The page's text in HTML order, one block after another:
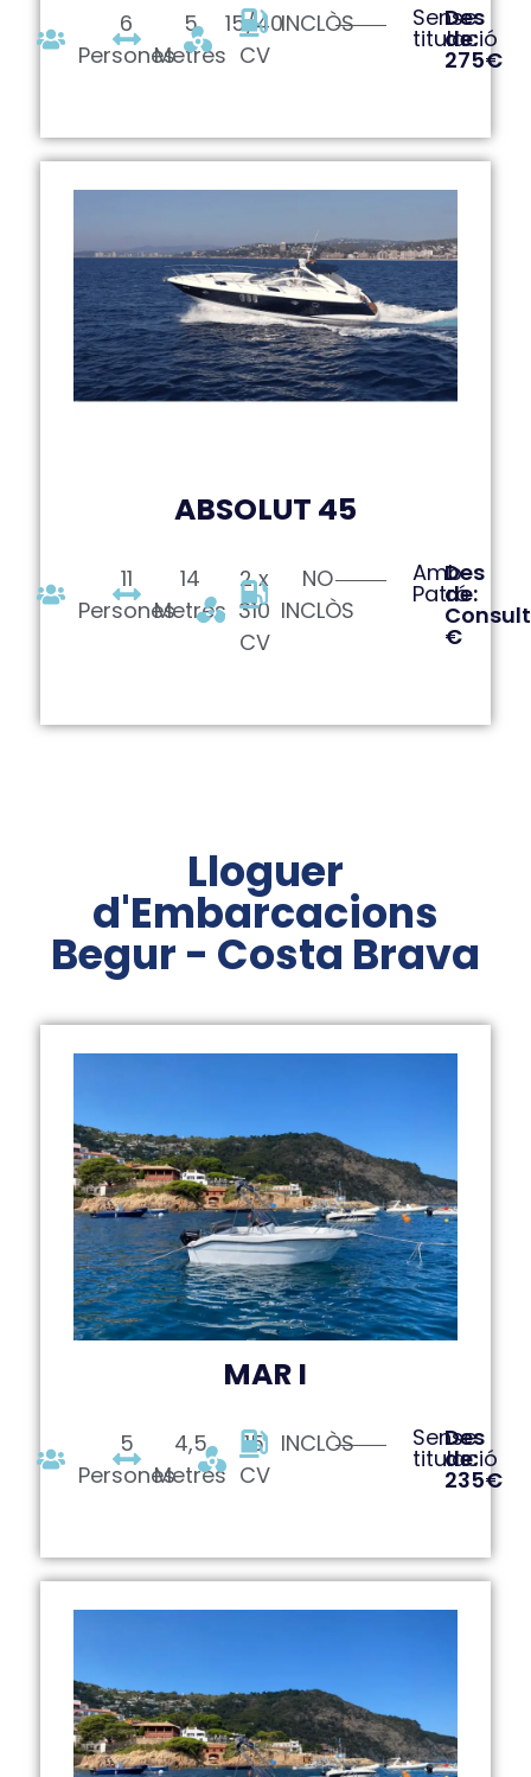
6
Persones
5
Metres
15/40
CV
INCLÒS Sense
titulació
Des
de:
275€
ABSOLUT 45
11
Persones
14
Metres
2 x
310
CV
NO
INCLÒS
Amb
Patró
Des
de:
€
Lloguer
d'Embarcacions
Begur - Costa Brava
MAR I
5
Persones
4,5
Metres
15
CV
INCLÒS Sense
titulació
Des
de:
235€